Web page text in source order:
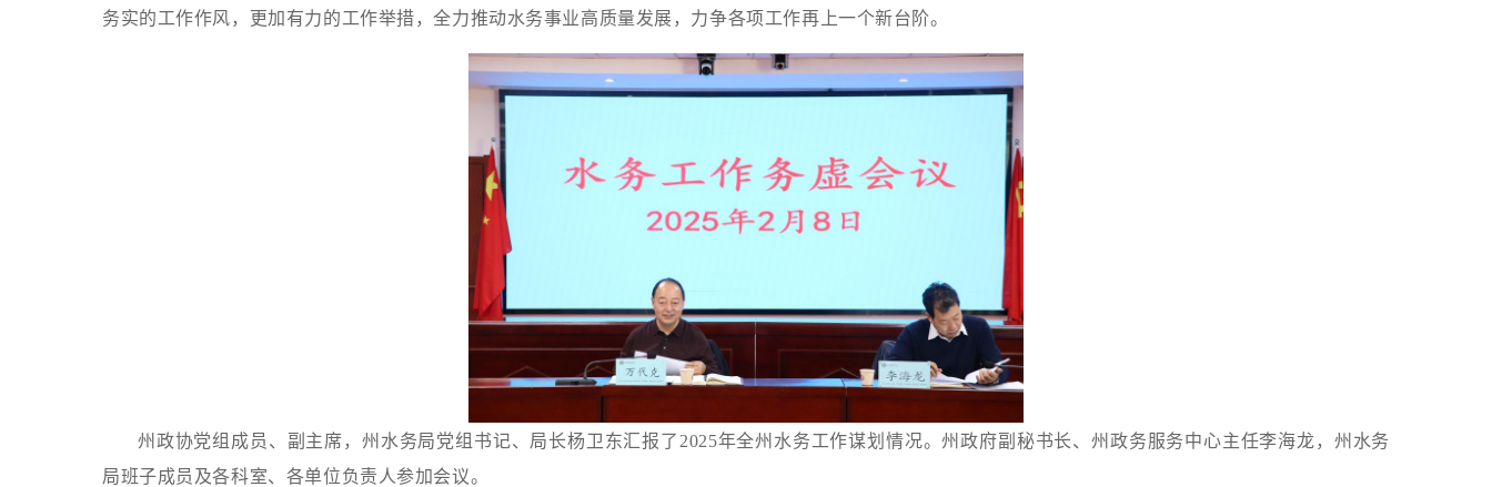
务实的工作作风，更加有力的工作举措，全力推动水务事业高质量发展，力争各项工作再上一个新台阶。
州政协党组成员、副主席，州水务局党组书记、局长杨卫东汇报了2025年全州水务工作谋划情况。州政府副秘书长、州政务服务中心主任李海龙，州水务
局班子成员及各科室、各单位负责人参加会议。